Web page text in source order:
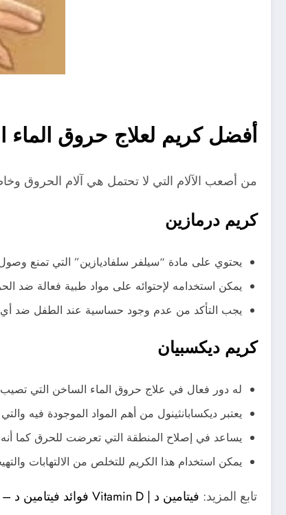
أفضل كريم لعلاج حروق الماء
من أصعب الآلام التي لا تحتمل هي آلام الحروق
كريم درمازين
يحتوي على مادة “سيلفر سلفاديازين” التي تمنع وصول
يمكن استخدامه لإحتوائه على مواد طبية فعالة ضد
يجب التأكد من عدم وجود حساسية عند الطفل ضد أي
كريم ديكسبيان
له دور فعال في علاج حروق الماء الساخن التي
يعتبر ديكسابانثينول من أهم المواد الموجودة فيه
يساعد في إصلاح المنطقة التي تعرضت للحرق كما
يمكن استخدام هذا الكريم للتخلص من الالتهابات
تابع المزيد: فيتامين د | Vitamin D فوائد فيتامين د – اكثر من 10 مصادر فيتامين د